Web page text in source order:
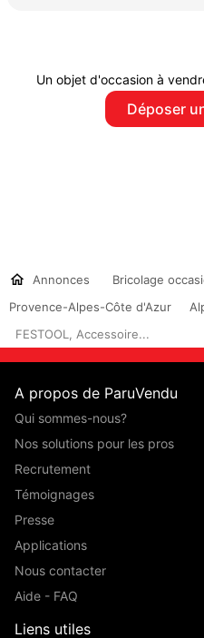
Un objet d'occasion à
Déposer
Annonces
Bricolage
Provence-Alpes-Côte d'Azur
FESTOOL, Accessoire...
A propos de ParuVendu
Qui sommes-nous?
Nos solutions pour les pros
Recrutement
Témoignages
Presse
Applications
Nous contacter
Aide - FAQ
Liens utiles